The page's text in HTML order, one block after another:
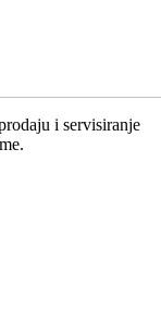
i servisiranje